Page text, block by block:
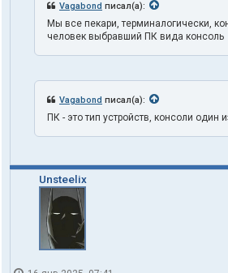
е
л
я
r
t
h
e
Vagabond писал(а):
Мы все пекари, терминалогически,
человек выбравший ПК вида консоль
Vagabond писал(а):
ПК - это тип устройств, консоли один
Unsteelix